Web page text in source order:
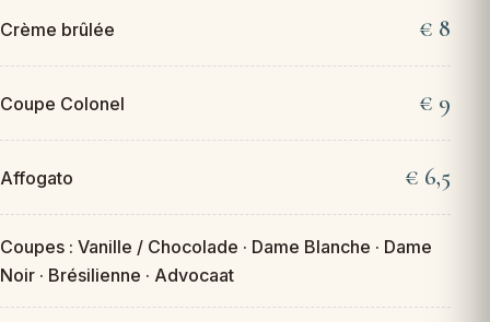
Crème brûlée 8
Coupe Colonel 9
Affogato 6,5
Coupes : Vanille / Chocolade · Dame Blanche · Dame
Noir · Brésilienne · Advocaat